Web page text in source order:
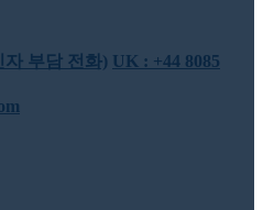
자 부담 전화) UK : +44 8085